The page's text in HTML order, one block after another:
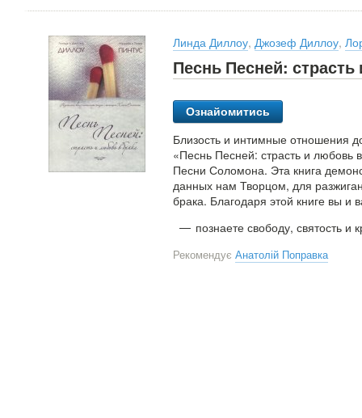
Линда Диллоу, Джозеф Диллоу,
Песнь Песней:
Ознайомитись
Близость и интимные отношения
«Песнь Песней: страсть и любовь
Песни Соломона. Эта книга
данных нам Творцом, для
брака. Благодаря этой книге вы и
познаете свободу, святость и
Рекомендує Анатолій Поправка